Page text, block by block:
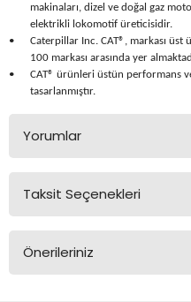
makinaları, dizel ve doğal gaz
elektrikli lokomotif üreticisidir.
•
Caterpillar Inc. CAT®, markası üst
100 markası arasında yer
•
CAT® ürünleri üstün performans
tasarlanmıştır.
Yorumlar
Taksit Seçenekleri
Önerileriniz